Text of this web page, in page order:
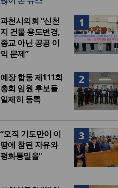
나라의 회복 원리
어쿠스틱 피아노 찬송가 시리
즈의 새 앨범 발매
1
과천시의회 “신천
지 건물 용도변경,
종교 아닌 공공 이
익 문제”
2
예장 합동 제111회
총회 임원 후보들
일제히 등록
3
“오직 기도만이 이
땅에 참된 자유와
평화통일을”